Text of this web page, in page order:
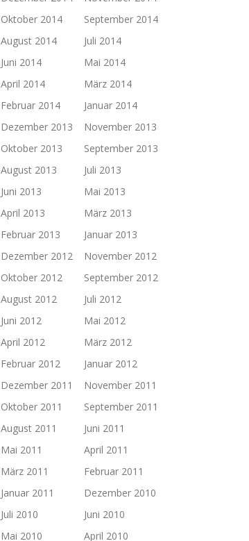
Oktober 2014
September 2014
August 2014
Juli 2014
Juni 2014
Mai 2014
April 2014
März 2014
Februar 2014
Januar 2014
Dezember 2013
November 2013
Oktober 2013
September 2013
August 2013
Juli 2013
Juni 2013
Mai 2013
April 2013
März 2013
Februar 2013
Januar 2013
Dezember 2012
November 2012
Oktober 2012
September 2012
August 2012
Juli 2012
Juni 2012
Mai 2012
April 2012
März 2012
Februar 2012
Januar 2012
Dezember 2011
November 2011
Oktober 2011
September 2011
August 2011
Juni 2011
Mai 2011
April 2011
März 2011
Februar 2011
Januar 2011
Dezember 2010
Juli 2010
Juni 2010
Mai 2010
April 2010